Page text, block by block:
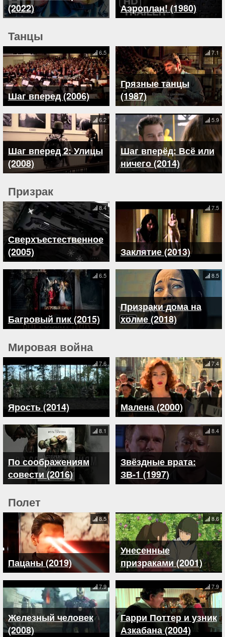
(2022)
Аэроплан! (1980)
Танцы
Шаг вперед (2006)
6.5
Грязные танцы
(1987)
7.1
Шаг вперед 2: Улицы
(2008)
6.2
Шаг вперёд: Всё или
ничего (2014)
5.9
Призрак
Сверхъестественное
(2005)
8.4
Заклятие (2013)
7.5
Багровый пик (2015)
6.5
Призраки дома на
холме (2018)
8.5
Мировая война
Ярость (2014)
7.6
Малена (2000)
7.4
По соображениям
совести (2016)
8.1
Звёздные врата:
ЗВ-1 (1997)
8.4
Полет
Пацаны (2019)
8.5
Унесенные
призраками (2001)
8.6
Железный человек
(2008)
7.9
Гарри Поттер и узник
Азкабана (2004)
7.9